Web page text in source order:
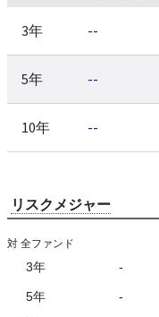
3年 --
5年 --
10年 --
リスクメジャー
対 全ファンド
3年 -
5年 -